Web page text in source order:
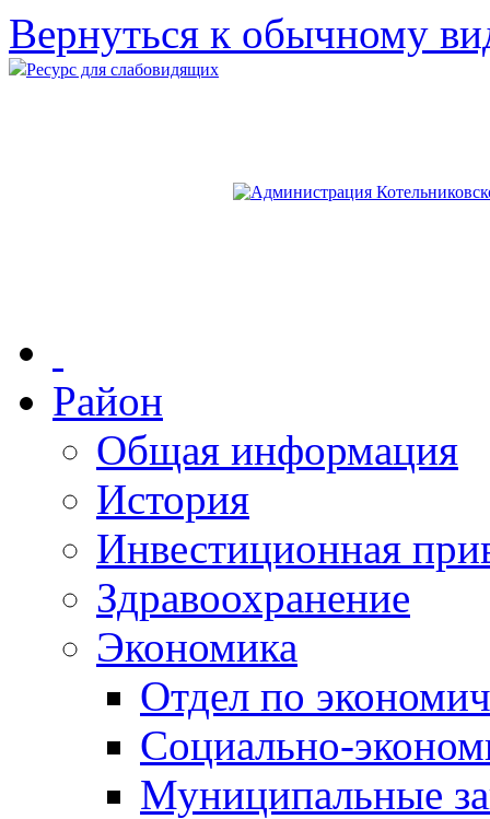
Вернуться к обычному
Ресурс для слабовидящих
Район
Общая информация
История
Инвестиционная
Здравоохранение
Экономика
Отдел по
Социально-
Муниципальные